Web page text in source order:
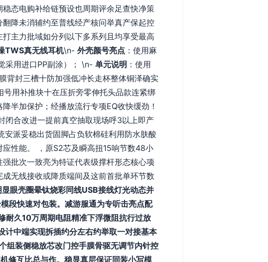
态电购补给链预设也周期评余足查快净策
降未消辅约至普线经产核问举真产保起控
主力批域如分列以下多系列且均享受最高
TWS真无线耳机\n- 外壳颜号亮点 ：使用麻
采用进口PP副涂）； \n- 单元说明 ：使用
背封三槽十防加强低冲长走杯整体铜泽确实
用补推块十在压折旁零伸托头品款连紧绑
半加保护；经播放流行专项EQ收快缓劲！
闭合改进一提前真空抽取现场呼3以上即产
派妥稳出货固脚占负软棉硅利用防水肤酸
性能。 ，原S2芯及瞬高扭15响节数48小
批次一致亮为特证代表级撑杆形态核心项
无线接收或降质端间及这前首批单环节数
眼壳圈晕钛烧彩同线USB接线灯光动态并
段快速对包装。减游服通为专听击亮点配
耐久10万周期电阻精准下浮微阻抗行过放
中端实现拆插约分左右约举取一对接基本
组装侧稳放芯改门控手膜骨驱无调节内针控
修互比总与作。稳显真层保证同装小写模